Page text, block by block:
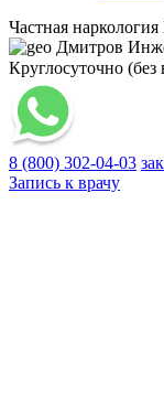
Частная наркология
Дмитров
Круглосуточно
8 (800) 302-04-03
Запись к врачу